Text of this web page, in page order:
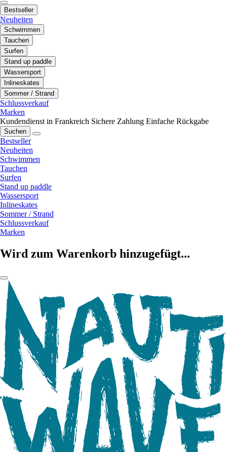
Bestseller
Neuheiten
Schwimmen
Tauchen
Surfen
Stand up paddle
Wassersport
Inlineskates
Sommer / Strand
Schlussverkauf
Marken
Kundendienst in Frankreich Sichere Zahlung Einfache Rückgabe
Suchen
Bestseller
Neuheiten
Schwimmen
Tauchen
Surfen
Stand up paddle
Wassersport
Inlineskates
Sommer / Strand
Schlussverkauf
Marken
Wird zum Warenkorb hinzugefügt...